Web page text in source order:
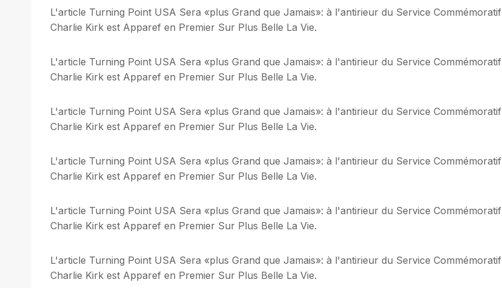
L'article Turning Point USA Sera «plus Grand que Jamais»: à l'antirieur du Service Commémoratif
Charlie Kirk est Apparef en Premier Sur Plus Belle La Vie.
L'article Turning Point USA Sera «plus Grand que Jamais»: à l'antirieur du Service Commémoratif
Charlie Kirk est Apparef en Premier Sur Plus Belle La Vie.
L'article Turning Point USA Sera «plus Grand que Jamais»: à l'antirieur du Service Commémoratif
Charlie Kirk est Apparef en Premier Sur Plus Belle La Vie.
L'article Turning Point USA Sera «plus Grand que Jamais»: à l'antirieur du Service Commémoratif
Charlie Kirk est Apparef en Premier Sur Plus Belle La Vie.
L'article Turning Point USA Sera «plus Grand que Jamais»: à l'antirieur du Service Commémoratif
Charlie Kirk est Apparef en Premier Sur Plus Belle La Vie.
L'article Turning Point USA Sera «plus Grand que Jamais»: à l'antirieur du Service Commémoratif
Charlie Kirk est Apparef en Premier Sur Plus Belle La Vie.